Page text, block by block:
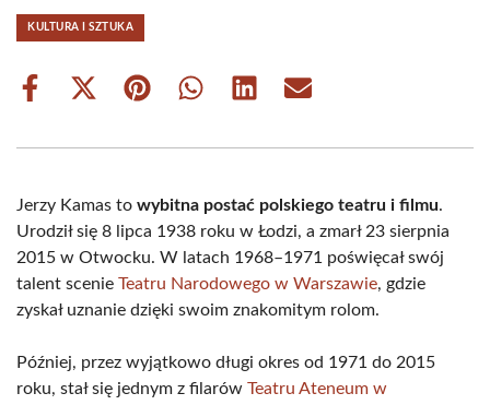
KULTURA I SZTUKA
Share
Share
(Twitter)
Share Share Share Share
Jerzy Kamas to wybitna postać polskiego teatru i filmu.
Urodził się 8 lipca 1938 roku w Łodzi, a zmarł 23 sierpnia
2015 w Otwocku. W latach 1968–1971 poświęcał swój
talent scenie Teatru Narodowego w Warszawie, gdzie
zyskał uznanie dzięki swoim znakomitym rolom.
Później, przez wyjątkowo długi okres od 1971 do 2015
roku, stał się jednym z filarów Teatru Ateneum w